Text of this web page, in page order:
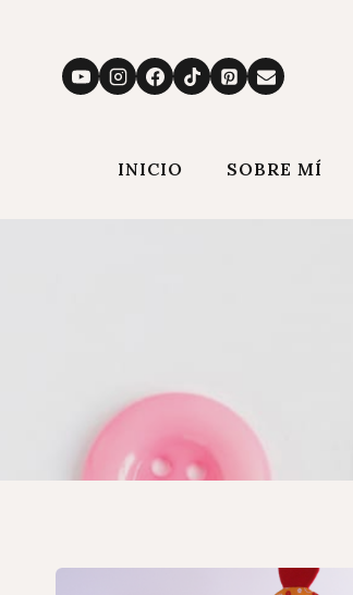
contenido
INICIO SOBRE MÍ